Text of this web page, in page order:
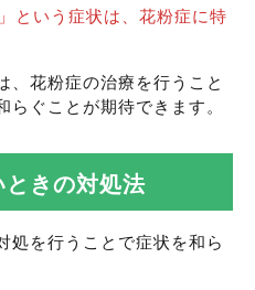
という症状は、花粉症に特
、花粉症の治療を行うこと
ぐことが期待できます。
きの対処法
処を行うことで症状を和ら